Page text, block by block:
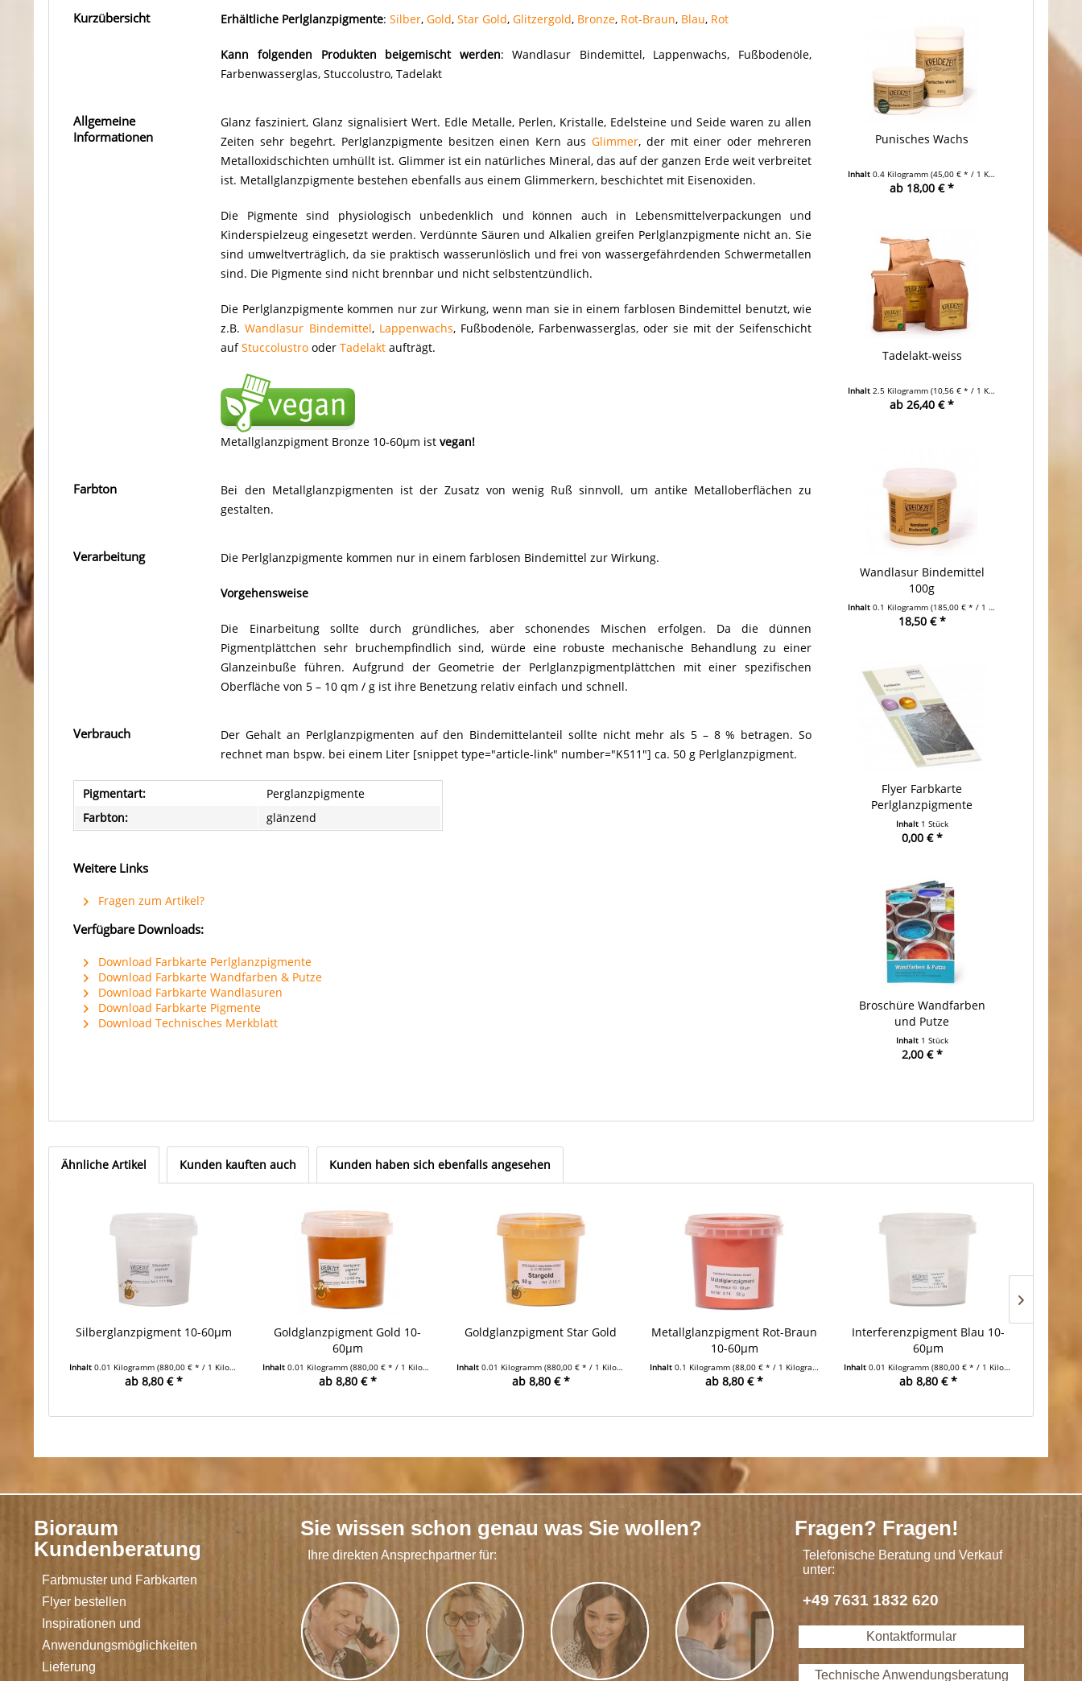
Kurzübersicht Erhältliche Perlglanzpigmente:Silber,Gold,Star Gold,Glitzergold, Bronze, Rot-Braun, Blau, Rot
Kann folgenden Produkten beigemischt werden: Wandlasur Bindemittel, Lappenwachs, Fußbodenöle,
Farbenwasserglas, Stuccolustro, Tadelakt
Allgemeine
Informationen
Glanz fasziniert, Glanz signalisiert Wert. Edle Metalle, Perlen, Kristalle, Edelsteine und Seide waren zu allen
Zeiten sehr begehrt. Perlglanzpigmente besitzen einen Kern aus Glimmer, der mit einer oder mehreren
Metalloxidschichten umhüllt ist. Glimmer ist ein natürliches Mineral, das auf der ganzen Erde weit verbreitet
ist. Metallglanzpigmente bestehen ebenfalls aus einem Glimmerkern, beschichtet mit Eisenoxiden.
Die Pigmente sind physiologisch unbedenklich und können auch in Lebensmittelverpackungen und
Kinderspielzeug eingesetzt werden. Verdünnte Säuren und Alkalien greifen Perlglanzpigmente nicht an. Sie
sind umweltverträglich, da sie praktisch wasserunlöslich und frei von wassergefährdenden Schwermetallen
sind. Die Pigmente sind nicht brennbar und nicht selbstentzündlich.
Die Perlglanzpigmente kommen nur zur Wirkung, wenn man sie in einem farblosen Bindemittel benutzt, wie
z.B.Wandlasur Bindemittel, Lappenwachs, Fußbodenöle, Farbenwasserglas, oder sie mit der Seifenschicht
aufStuccolustro oderTadelakt aufträgt.
Metallglanzpigment Bronze 10-60µm istvegan!
Farbton
Bei den Metallglanzpigmenten ist der Zusatz von wenig Ruß sinnvoll, um antike Metalloberflächen zu
gestalten.
Verarbeitung Die Perlglanzpigmente kommen nur in einem farblosen Bindemittel zur Wirkung.
Vorgehensweise
Die Einarbeitung sollte durch gründliches, aber schonendes Mischen erfolgen. Da die dünnen
Pigmentplättchen sehr bruchempfindlich sind, würde eine robuste mechanische Behandlung zu einer
Glanzeinbuße führen. Aufgrund der Geometrie der Perlglanzpigmentplättchen mit einer spezifischen
Oberfläche von 5 – 10 qm / g ist ihre Benetzung relativ einfach und schnell.
Verbrauch
Der Gehalt an Perlglanzpigmenten auf den Bindemittelanteil sollte nicht mehr als 5 – 8 % betragen. So
rechnet man bspw. bei einem Liter [snippet type="article-link" number="K511"] ca. 50 g Perlglanzpigment.
Pigmentart:
Perglanzpigmente
Farbton:
glänzend
Weitere Links
Fragen zum Artikel?
Verfügbare Downloads:
Download Farbkarte Perlglanzpigmente
Download Farbkarte Wandfarben & Putze
Download Farbkarte Wandlasuren
Download Farbkarte Pigmente
Download Technisches Merkblatt
Punisches Wachs
Inhalt 0.4 Kilogramm (45,00 € * / 1 Kilogramm)
ab 18,00 € *
Tadelakt-weiss
Inhalt 2.5 Kilogramm (10,56 € * / 1 Kilogramm)
ab 26,40 € *
Wandlasur Bindemittel
100g
Inhalt 0.1 Kilogramm (185,00 € * / 1 Kilogramm)
18,50 € *
Flyer Farbkarte
Perlglanzpigmente
Inhalt 1 Stück
0,00 € *
Broschüre Wandfarben
und Putze
Inhalt 1 Stück
2,00 € *
Ähnliche Artikel Kunden kauften auch Kunden haben sich ebenfalls angesehen
Silberglanzpigment 10-60µm
Inhalt 0.01 Kilogramm (880,00 € * / 1 Kilogramm)
ab 8,80 € *
Goldglanzpigment Gold 10-
60µm
Inhalt0.01 Kilogramm(880,00 € * / 1 Kilogramm)
ab 8,80 € *
Goldglanzpigment Star Gold
Inhalt 0.01 Kilogramm (880,00 € * / 1 Kilogramm)
ab 8,80 € *
Metallglanzpigment Rot-Braun
10-60µm
Inhalt0.1 Kilogramm(88,00 € * / 1 Kilogramm)
ab 8,80 € *
Interferenzpigment Blau 10-
60µm
Inhalt 0.01 Kilogramm (880,00 € * / 1 Kilogramm)
ab 8,80 € *
Bioraum
Kundenberatung
Farbmuster und Farbkarten
Flyer bestellen
Inspirationen und
Anwendungsmöglichkeiten
Lieferung
Sie wissen schon genau was Sie wollen?
Ihre direkten Ansprechpartner für:
Fragen? Fragen!
Telefonische Beratung und Verkauf
unter:
+49 7631 1832 620
Kontaktformular
Technische Anwendungsberatung